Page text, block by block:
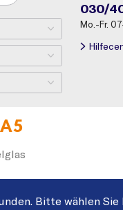
030/
Mo.-Fr.
Bitte wählen